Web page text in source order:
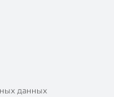
данных